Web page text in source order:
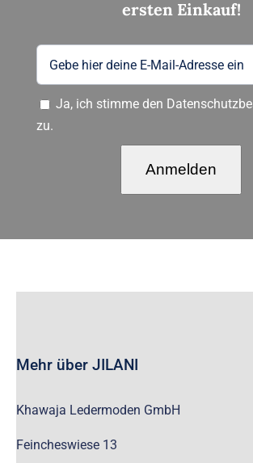
ersten Einkauf!
Ja, ich stimme den
zu.
Anmelden
Mehr über JILANI
Khawaja Ledermoden GmbH
Feincheswiese 13